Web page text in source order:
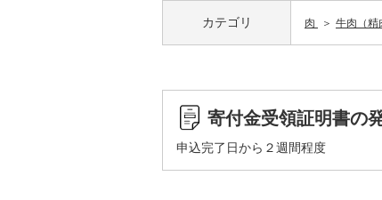
カテゴリ 肉 牛肉（精
寄付金受領証明書の
申込完了日から２週間程度